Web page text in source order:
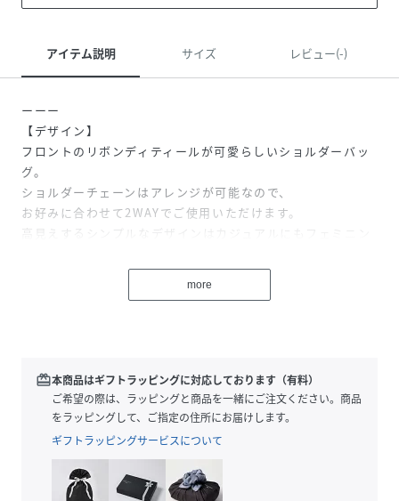
アイテム説明 サイズ レビュー(-)
ーーー
【デザイン】
フロントのリボンディティールが可愛らしいショルダーバッ
グ。
ショルダーチェーンはアレンジが可能なので、
お好みに合わせて2WAYでご使用いただけます。
高見えするシンプルなデザインはカジュアルにもフェミニン
マッチするアイテムです。
素材
表地:合成皮革
裏地:ポリエステル100%
サイズ ONESIZE
MA2674_129447
129447-09-00 MA2674
more
redeem本商品はギフトラッピングに対応しております（有料）
ご希望の際は、ラッピングと商品を一緒にご注文ください。商品
をラッピングして、ご指定の住所にお届けします。
ギフトラッピングサービスについて